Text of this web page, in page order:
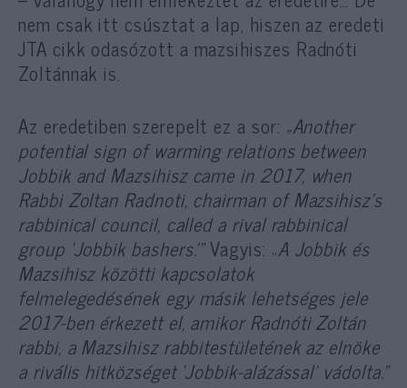
nem csak itt csúsztat a lap, hiszen az eredeti
JTA cikk odasózott a mazsihiszes Radnóti
Zoltánnak is.
Az eredetiben szerepelt ez a sor: „Another
potential sign of warming relations between
Jobbik and Mazsihisz came in 2017, when
Rabbi Zoltan Radnoti, chairman of Mazsihisz’s
rabbinical council, called a rival rabbinical
group ‘Jobbik bashers.'”Vagyis: „A Jobbik és
Mazsihisz közötti kapcsolatok
felmelegedésének egy másik lehetséges jele
2017-ben érkezett el, amikor Radnóti Zoltán
rabbi, a Mazsihisz rabbitestületének az elnöke
a rivális hitközséget ‘Jobbik-alázással’ vádolta.”